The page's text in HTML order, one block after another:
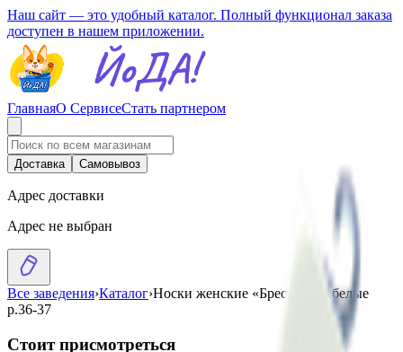
Наш сайт — это удобный каталог. Полный функционал заказа
доступен в нашем приложении.
ГлавнаяО СервисеСтать партнером
Доставка Самовывоз
Адрес доставки
Адрес не выбран
Все заведения›Каталог›Носки женские «Брестские» белые
р.36-37
Стоит присмотреться